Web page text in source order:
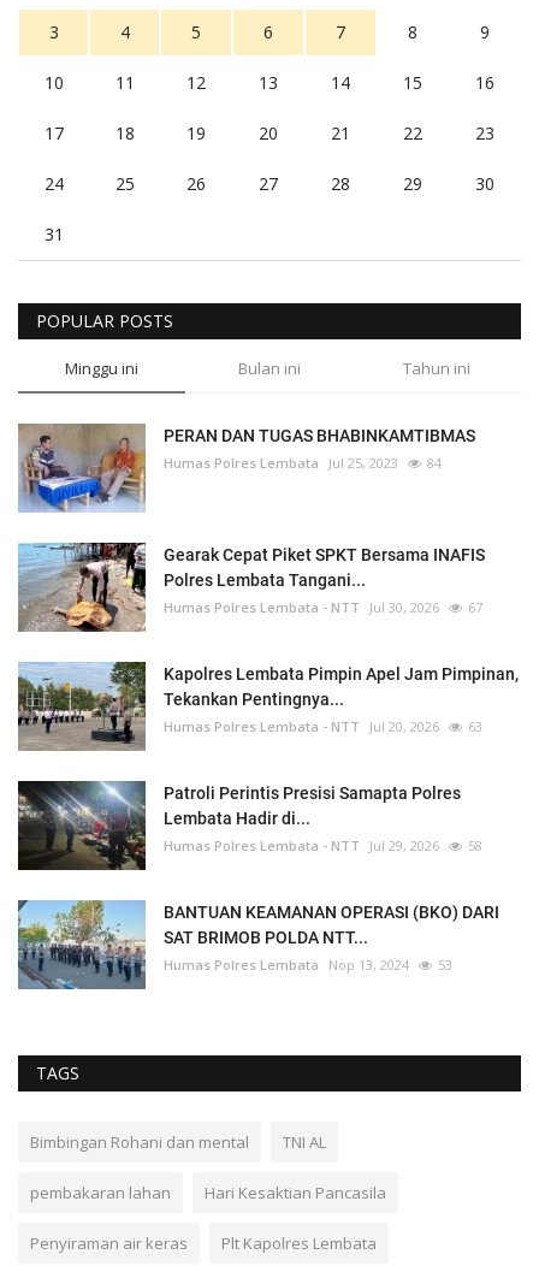
3 4 5 6 7 8 9
10 11 12 13 14 15 16
17 18 19 20 21 22 23
24 25 26 27 28 29 30
31
POPULAR POSTS
Minggu ini Bulan ini Tahun ini
PERAN DAN TUGAS BHABINKAMTIBMAS
Humas Polres Lembata Jul 25, 2023 84
Gearak Cepat Piket SPKT Bersama INAFIS
Polres Lembata Tangani...
Humas Polres Lembata - NTT Jul 30, 2026 67
Kapolres Lembata Pimpin Apel Jam Pimpinan,
Tekankan Pentingnya...
Humas Polres Lembata - NTT Jul 20, 2026 63
Patroli Perintis Presisi Samapta Polres
Lembata Hadir di...
Humas Polres Lembata - NTT Jul 29, 2026 58
BANTUAN KEAMANAN OPERASI (BKO) DARI
SAT BRIMOB POLDA NTT...
Humas Polres Lembata Nop 13, 2024 53
TAGS
Bimbingan Rohani dan mental TNI AL
pembakaran lahan Hari Kesaktian Pancasila
Penyiraman air keras Plt Kapolres Lembata